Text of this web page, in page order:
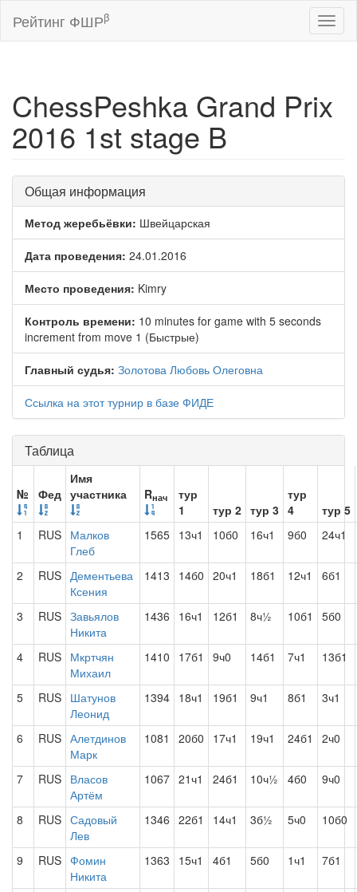
Рейтинг ФШРβ
ChessPeshka Grand Prix
2016 1st stage B
Общая информация
Метод жеребьёвки: Швейцарская
Дата проведения: 24.01.2016
Место проведения: Kimry
Контроль времени: 10 minutes for game with 5 seconds
increment from move 1 (Быстрые)
Главный судья: Золотова Любовь Олеговна
Ссылка на этот турнир в базе ФИДЕ
Таблица
№ Фед
Имя
участника
Rнач
тур
1
тур 2 тур 3
тур
4
тур 5
1
RUS Малков
Глеб
1565 13ч1 10б0 16ч1 9б0 24ч1
2 RUS Дементьева
Ксения
1413 14б0 20ч1 18б1 12ч1 6б1
3 RUS Завьялов
Никита
1436 16ч1 12б1 8ч½ 10б1 5б0
4 RUS Мкртчян
Михаил
1410 17б1 9ч0 14б1 7ч1 13б1
5 RUS Шатунов
Леонид
1394 18ч1 19б1 9ч1 8б1 3ч1
6 RUS Алетдинов
Марк
1081 20б0 17ч1 19ч1 24б1 2ч0
7 RUS Власов
Артём
1067 21ч1 24б1 10ч½ 4б0 9ч0
8 RUS Садовый
Лев
1346 22б1 14ч1 3б½ 5ч0 10б0
9 RUS Фомин
Никита
1363 15ч1 4б1 5б0 1ч1 7б1